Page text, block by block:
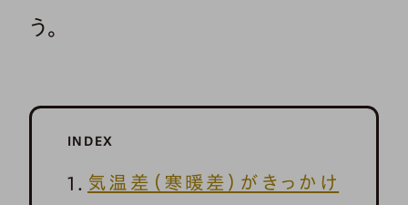
う。
INDEX
気温差（寒暖差）がきっかけ